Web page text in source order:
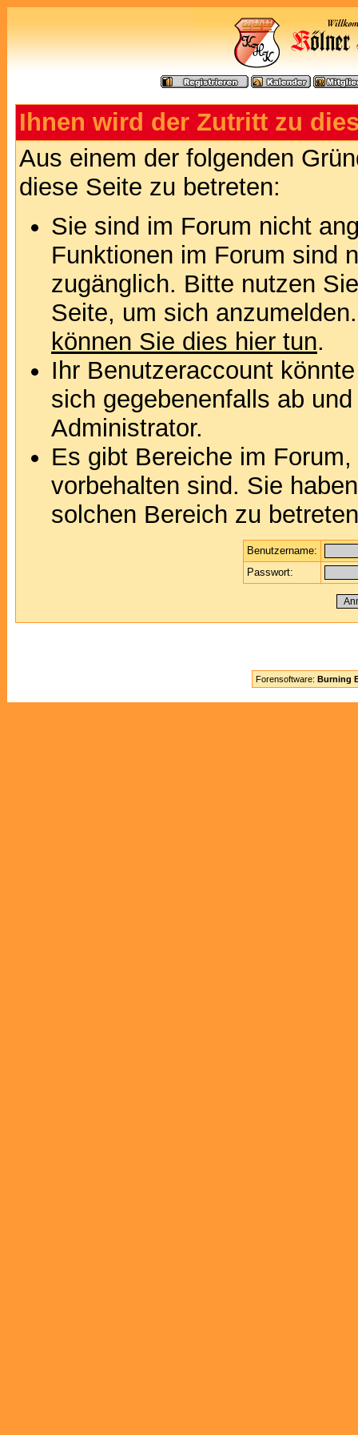
Ihnen wird der Zutritt zu
Aus einem der folgenden
diese Seite zu betreten:
Sie sind im Forum nicht
Funktionen im Forum sind
zugänglich. Bitte nutzen
Seite, um sich
können Sie dies hier tun.
Ihr Benutzeraccount
sich gegebenenfalls ab
Administrator.
Es gibt Bereiche im
vorbehalten sind. Sie
solchen Bereich zu
Benutzername:
Passwort:
Forensoftware: Burning